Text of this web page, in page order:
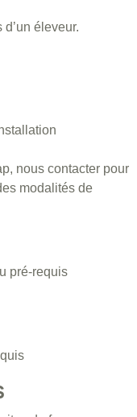
éleveur.
nous contacter pour
modalités de
pré-requis